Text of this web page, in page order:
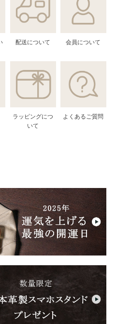
配送について 会員について
ラッピングにつ
いて
よくあるご質問